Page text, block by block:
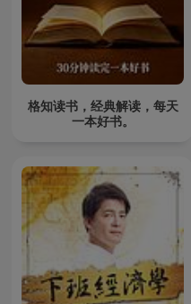
格知读书，经典解读，每天
一本好书。